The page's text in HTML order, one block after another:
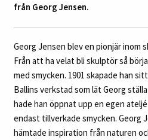
från Georg Jensen.
Georg Jensen blev en pionjär inom
Från att ha velat bli skulptör så
med smycken. 1901 skapade han
Ballins verkstad som lät Georg
hade han öppnat upp en egen
endast tillverkade smycken. Georg
hämtade inspiration från naturen